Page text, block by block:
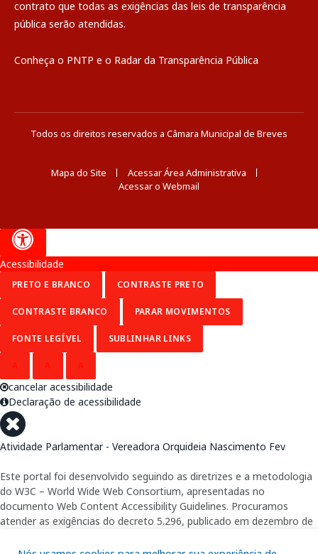
contrato que todas as exigências das leis de transparência
pública serão atendidas.
Conheça o PNTP e o Radar da Transparência Pública
Todos os direitos reservados a Câmara Municipal de Breves
Mapa do Site
Acessar Área Administrativa
Acessar o Webmail
Acessibilidade
PRETO E BRANCO CONTRASTE PRETO
CONTRASTE BRANCO PARAR MOVIMENTOS
FONTE LEGÍVEL SUBLINHAR LINKS
cancelar acessibilidade
Declaração de acessibilidade
Atividade Parlamentar - Vereadora Orquideia Nascimento Fev
Este portal foi desenvolvido seguindo as diretrizes e a metodologia
do W3C – World Wide Web Consortium, apresentadas no
documento Web Content Accessibility Guidelines. Procuramos
atender as exigências do decreto 5.296, publicado em dezembro de
eletrônicos da administração pública na rede mundial de